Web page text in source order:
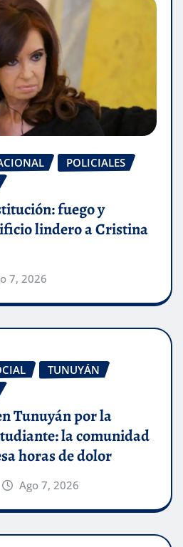
POLICIALES
fuego y
lindero a Cristina
7, 2026
TUNUYÁN
Tunuyán por la
la comunidad
horas de dolor
Ago 7, 2026